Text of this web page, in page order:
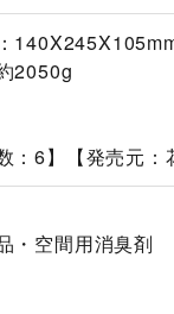
2050g
：6】【発売元：
・空間用消臭剤